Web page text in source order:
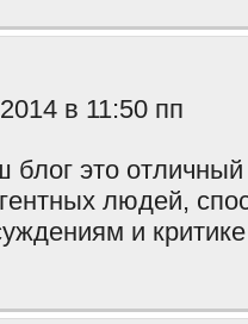
в 11:50 пп
это отличный
людей,
и